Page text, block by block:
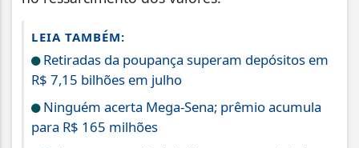
LEIA TAMBÉM:
Retiradas da poupança superam depósitos em
R$ 7,15 bilhões em julho
Ninguém acerta Mega-Sena; prêmio acumula
para R$ 165 milhões